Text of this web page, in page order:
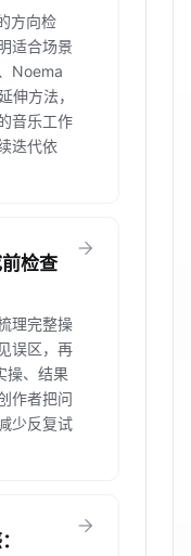
方向检
适合场景
Noema
伸方法，
音乐工作
迭代依
检查
理完整操
误区，再
操、结果
作者把问
少反复试
arrow_forward
arrow_forward